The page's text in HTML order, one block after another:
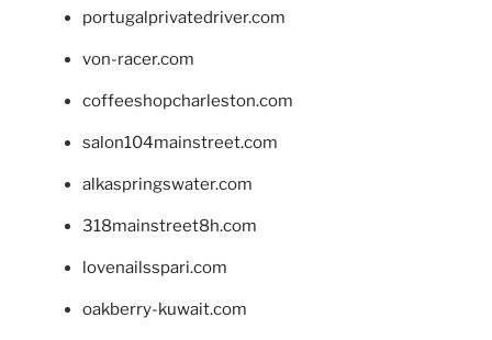
portugalprivatedriver.com
von-racer.com
coffeeshopcharleston.com
salon104mainstreet.com
alkaspringswater.com
318mainstreet8h.com
lovenailsspari.com
oakberry-kuwait.com